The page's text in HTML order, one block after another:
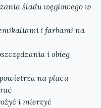
śladu węglowego w
i farbami na
i obieg
na placu
i mierzyć